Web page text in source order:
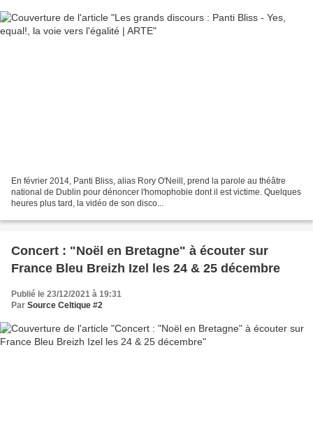
En février 2014, Panti Bliss, alias Rory O'Neill, prend la parole au théâtre
national de Dublin pour dénoncer l'homophobie dont il est victime. Quelques
heures plus tard, la vidéo de son disco...
Concert : "Noël en Bretagne" à écouter sur
France Bleu Breizh Izel les 24 & 25 décembre
Publié le 23/12/2021 à 19:31
Par Source Celtique #2